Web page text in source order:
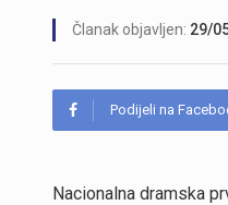
Članak objavljen: 29/
Podijeli na
Nacionalna dramska